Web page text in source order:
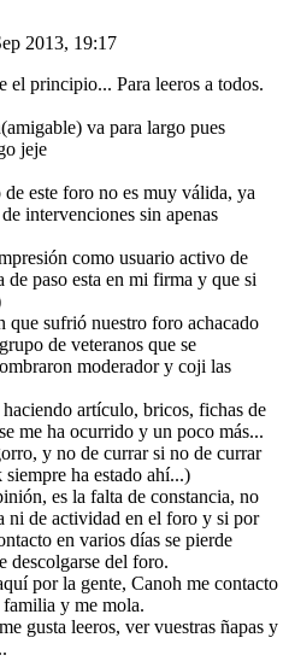
2013, 19:17
el principio... Para leeros a todos.
va para largo pues
jeje
este foro no es muy válida, ya
intervenciones sin apenas
como usuario activo de
de paso esta en mi firma y que si
que sufrió nuestro foro achacado
de veteranos que se
moderador y coji las
artículo, bricos, fichas de
me ha ocurrido y un poco más...
y no de currar si no de currar
ha estado ahí...)
es la falta de constancia, no
ni de actividad en el foro y si por
en varios días se pierde
descolgarse del foro.
por la gente, Canoh me contacto
familia y me mola.
gusta leeros, ver vuestras ñapas y